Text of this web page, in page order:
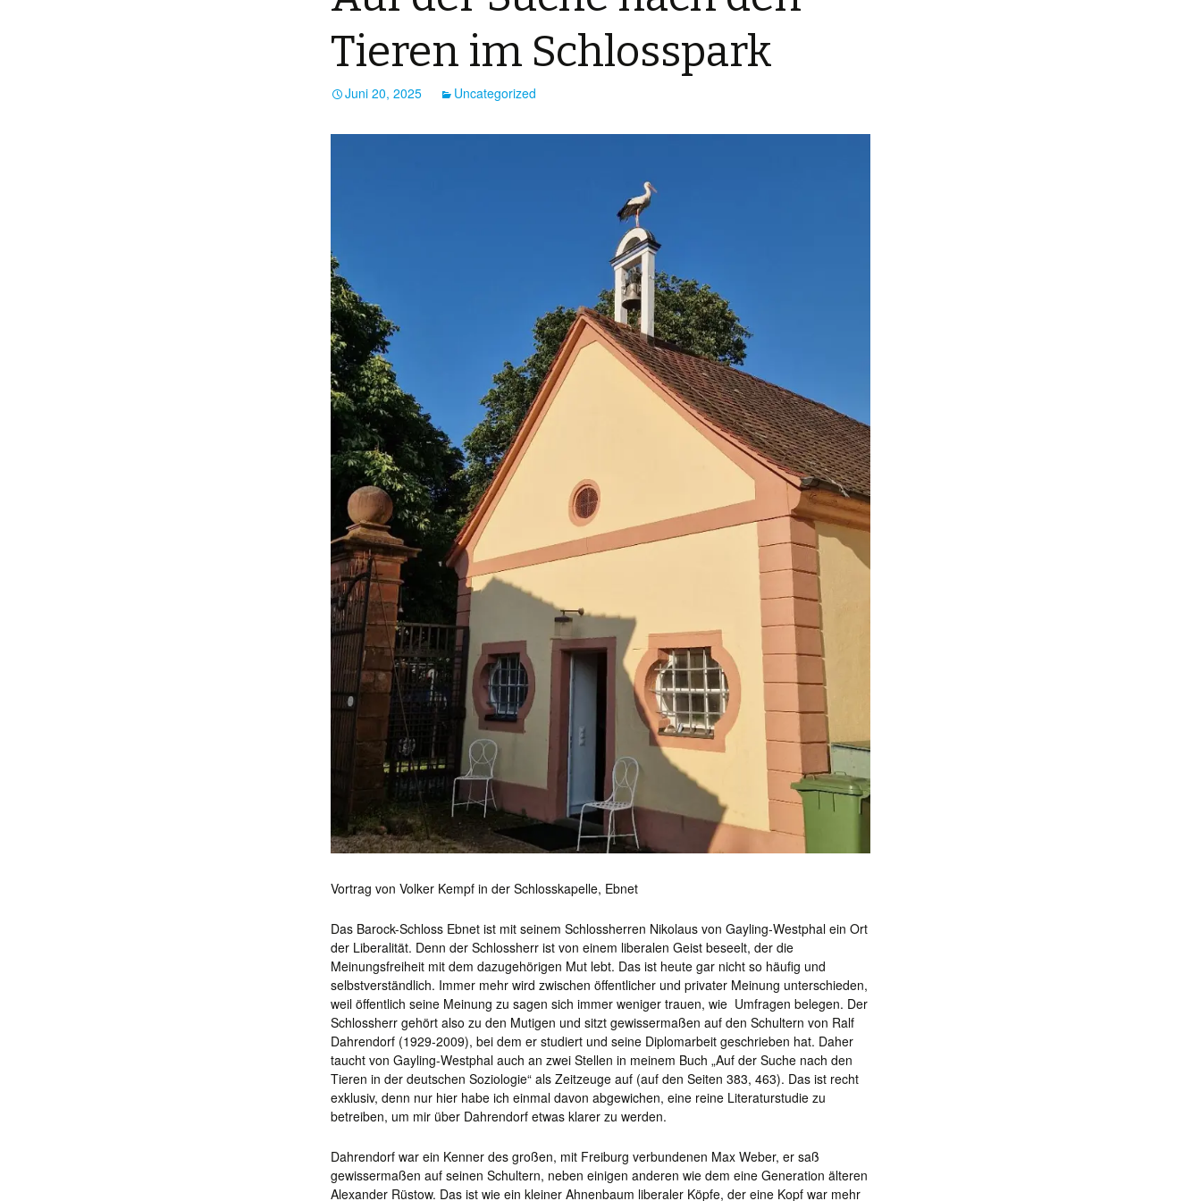
Tieren im Schlosspark
Juni 20, 2025 Uncategorized
Vortrag von Volker Kempf in der Schlosskapelle, Ebnet
Das Barock-Schloss Ebnet ist mit seinem Schlossherren Nikolaus von Gayling-Westphal ein Ort
der Liberalität. Denn der Schlossherr ist von einem liberalen Geist beseelt, der die
Meinungsfreiheit mit dem dazugehörigen Mut lebt. Das ist heute gar nicht so häufig und
selbstverständlich. Immer mehr wird zwischen öffentlicher und privater Meinung unterschieden,
weil öffentlich seine Meinung zu sagen sich immer weniger trauen, wie Umfragen belegen. Der
Schlossherr gehört also zu den Mutigen und sitzt gewissermaßen auf den Schultern von Ralf
Dahrendorf (1929-2009), bei dem er studiert und seine Diplomarbeit geschrieben hat. Daher
taucht von Gayling-Westphal auch an zwei Stellen in meinem Buch „Auf der Suche nach den
Tieren in der deutschen Soziologie“ als Zeitzeuge auf (auf den Seiten 383, 463). Das ist recht
exklusiv, denn nur hier habe ich einmal davon abgewichen, eine reine Literaturstudie zu
betreiben, um mir über Dahrendorf etwas klarer zu werden.
Dahrendorf war ein Kenner des großen, mit Freiburg verbundenen Max Weber, er saß
gewissermaßen auf seinen Schultern, neben einigen anderen wie dem eine Generation älteren
Alexander Rüstow. Das ist wie ein kleiner Ahnenbaum liberaler Köpfe, der eine Kopf war mehr